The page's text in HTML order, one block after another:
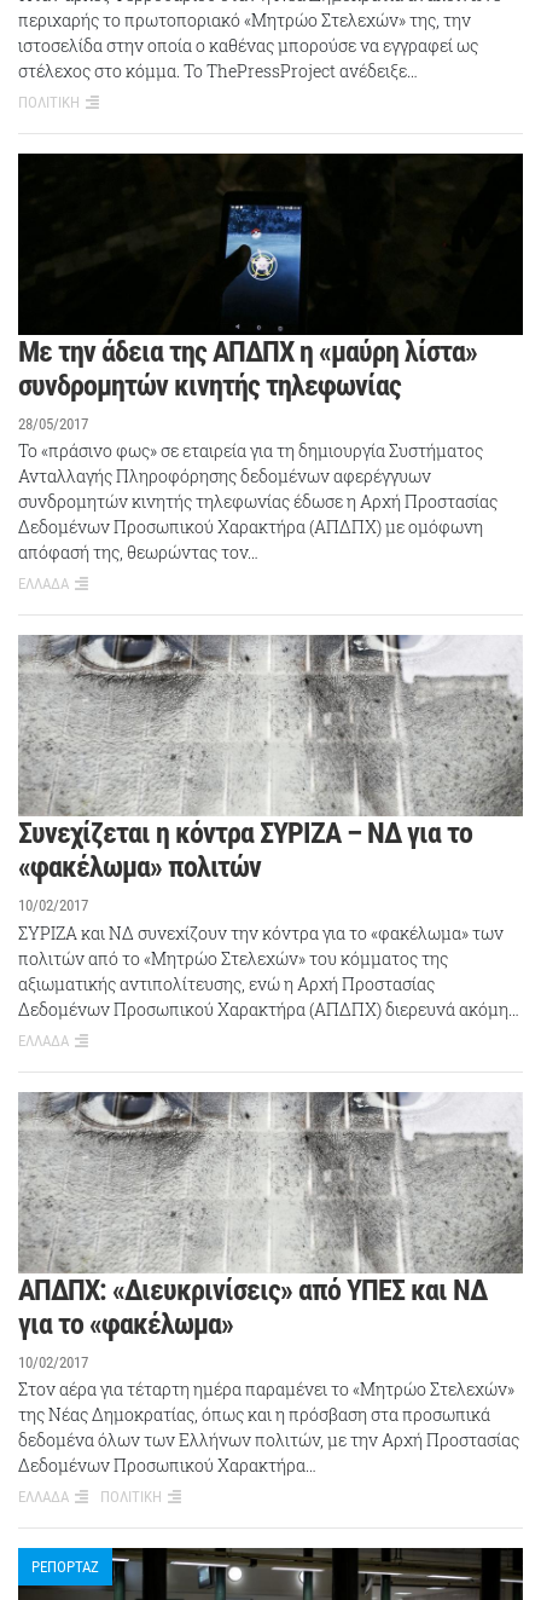
περιχαρής το πρωτοποριακό «Μητρώο Στελεχών» της, την
ιστοσελίδα στην οποία ο καθένας μπορούσε να εγγραφεί ως
στέλεχος στο κόμμα. Το ThePressProject ανέδειξε…
ΠΟΛΙΤΙΚΗ
Με την άδεια της ΑΠΔΠΧ η «μαύρη λίστα»
συνδρομητών κινητής τηλεφωνίας
28/05/2017
Το «πράσινο φως» σε εταιρεία για τη δημιουργία Συστήματος
Ανταλλαγής Πληροφόρησης δεδομένων αφερέγγυων
συνδρομητών κινητής τηλεφωνίας έδωσε η Αρχή Προστασίας
Δεδομένων Προσωπικού Χαρακτήρα (ΑΠΔΠΧ) με ομόφωνη
απόφασή της, θεωρώντας τον…
ΕΛΛΑΔΑ
Συνεχίζεται η κόντρα ΣΥΡΙΖΑ – ΝΔ για το
«φακέλωμα» πολιτών
10/02/2017
ΣΥΡΙΖΑ και ΝΔ συνεχίζουν την κόντρα για το «φακέλωμα» των
πολιτών από το «Μητρώο Στελεχών» του κόμματος της
αξιωματικής αντιπολίτευσης, ενώ η Αρχή Προστασίας
Δεδομένων Προσωπικού Χαρακτήρα (ΑΠΔΠΧ) διερευνά ακόμη…
ΕΛΛΑΔΑ
ΑΠΔΠΧ: «Διευκρινίσεις» από ΥΠΕΣ και ΝΔ
για το «φακέλωμα»
10/02/2017
Στον αέρα για τέταρτη ημέρα παραμένει το «Μητρώο Στελεχών»
της Νέας Δημοκρατίας, όπως και η πρόσβαση στα προσωπικά
δεδομένα όλων των Ελλήνων πολιτών, με την Αρχή Προστασίας
Δεδομένων Προσωπικού Χαρακτήρα…
ΕΛΛΑΔΑ ΠΟΛΙΤΙΚΗ
ΡΕΠΟΡΤΑΖ